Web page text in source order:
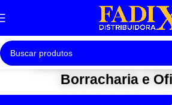
Distribuidora de
Borracharia e